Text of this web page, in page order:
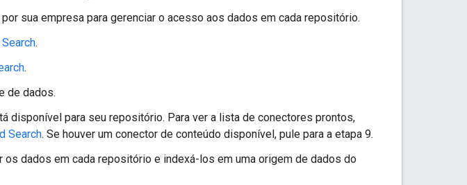
sua empresa para gerenciar o acesso aos dados em cada repositório.
.
.
de dados.
disponível para seu repositório. Para ver a lista de conectores prontos,
Search. Se houver um conector de conteúdo disponível, pule para a etapa 9.
os dados em cada repositório e indexá-los em uma origem de dados do